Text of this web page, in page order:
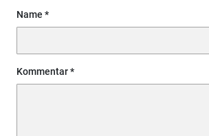
Name
Kommentar